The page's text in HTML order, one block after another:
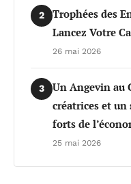
2
Trophées des
Lancez Votre
26 mai 2026
3
Un Angevin au
créatrices et un
forts de
25 mai 2026